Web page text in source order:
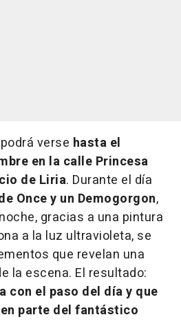
verse hasta el
en la calle Princesa
de Liria. Durante el día
Once y un Demogorgon,
gracias a una pintura
a la luz ultravioleta, se
que revelan una
la escena. El resultado:
con el paso del día y que
parte del fantástico